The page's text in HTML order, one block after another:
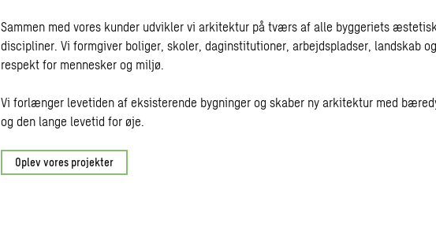
Sammen med vores kunder udvikler vi arkitektur på tværs af alle byggeriets
discipliner. Vi formgiver boliger, skoler, daginstitutioner, arbejdspladser, landskab
respekt for mennesker og miljø.
Vi forlænger levetiden af eksisterende bygninger og skaber ny arkitektur med
og den lange levetid for øje.
Oplev vores projekter